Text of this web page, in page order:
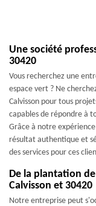
Une société
30420
Vous recherchez une
espace vert ? Ne
Calvisson pour tous
capables de répondre à
Grâce à notre
résultat authentique et
des services pour ces
De la plantation
Calvisson et 30420
Notre entreprise peut